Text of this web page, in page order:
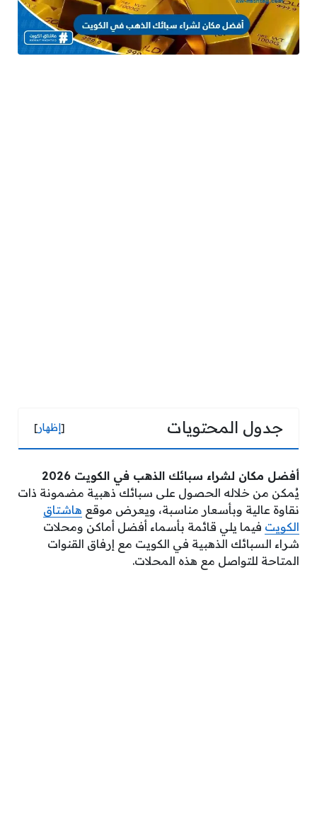
جدول المحتويات [إظهار]
أفضل مكان لشراء سبائك الذهب في الكويت 2026
يُمكن من خلاله الحصول على سبائك ذهبية مضمونة ذات
نقاوة عالية وبأسعار مناسبة، ويعرض موقع هاشتاق
الكويت فيما يلي قائمة بأسماء أفضل أماكن ومحلات
شراء السبائك الذهبية في الكويت مع إرفاق القنوات
المتاحة للتواصل مع هذه المحلات.